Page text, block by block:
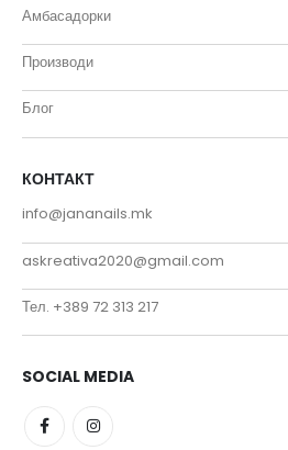
Амбасадорки
Производи
Блог
КОНТАКТ
info@jananails.mk
askreativa2020@gmail.com
Тел. +389 72 313 217
SOCIAL MEDIA